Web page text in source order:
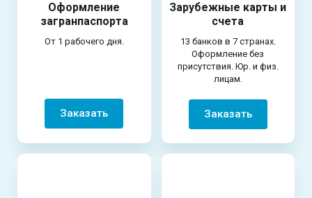
Оформление
загранпаспорта
От 1 рабочего дня.
Заказать
Зарубежные карты и
счета
13 банков в 7 странах.
Оформление без
присутствия. Юр. и физ.
лицам.
Заказать